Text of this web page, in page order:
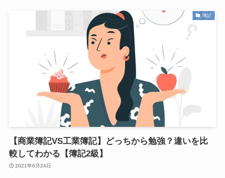
簿記
【商業簿記VS工業簿記】どっちから勉強？違いを比
較してわかる【簿記2級】
2021年6月24日